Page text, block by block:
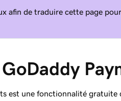
afin de traduire cette page pour
est une fonctionnalité gratuite